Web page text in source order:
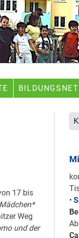
17 bis
Weg
und der
•